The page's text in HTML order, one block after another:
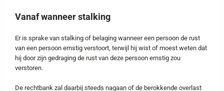
Vanaf wanneer stalking
Er is sprake van stalking of belaging wanneer een persoon de rust
van een persoon ernstig verstoort, terwijl hij wist of moest weten dat
hij door zijn gedraging de rust van deze persoon ernstig zou
verstoren.
De rechtbank zal daarbij steeds nagaan of de berokkende overlast